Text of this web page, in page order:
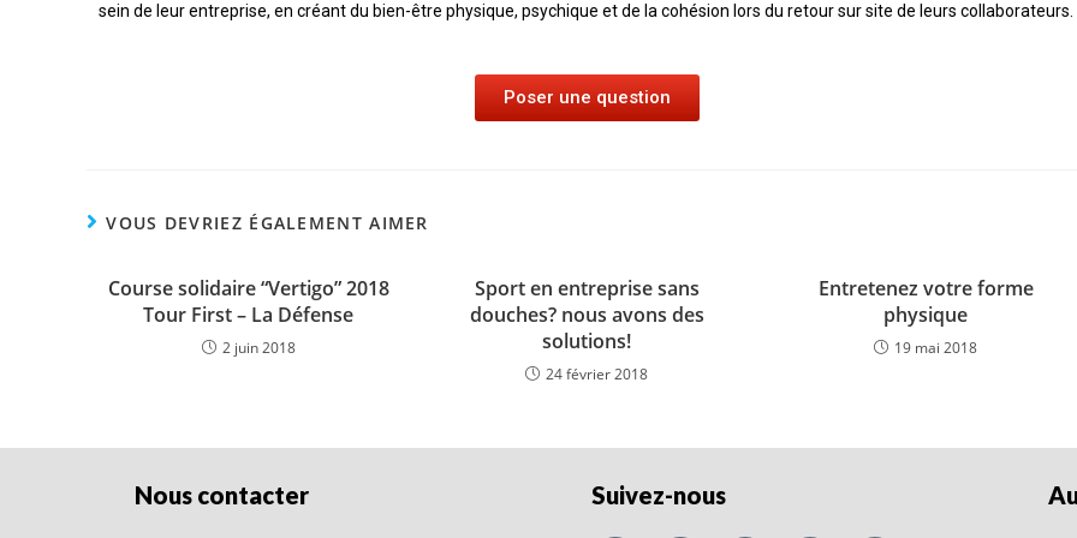
sein de leur entreprise, en créant du bien-être physique, psychique et de la cohésion lors du retour sur site de leurs collaborateurs.
Poser une question
VOUS DEVRIEZ ÉGALEMENT AIMER
Course solidaire “Vertigo” 2018
Tour First – La Défense
2 juin 2018
Sport en entreprise sans
douches? nous avons des
solutions!
24 février 2018
Entretenez votre forme
physique
19 mai 2018
Nous contacter Suivez-nous